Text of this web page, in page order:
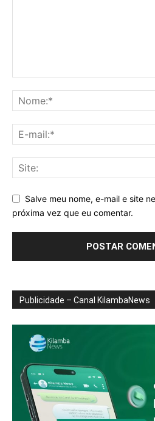
Salve meu nome, e-mail e site
próxima vez que eu comentar.
Publicidade – Canal KilambaNews